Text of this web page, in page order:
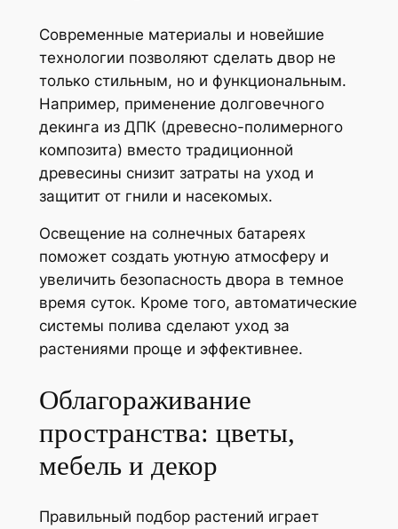
Современные материалы и новейшие
технологии позволяют сделать двор не
только стильным, но и функциональным.
Например, применение долговечного
декинга из ДПК (древесно-полимерного
композита) вместо традиционной
древесины снизит затраты на уход и
защитит от гнили и насекомых.
Освещение на солнечных батареях
поможет создать уютную атмосферу и
увеличить безопасность двора в темное
время суток. Кроме того, автоматические
системы полива сделают уход за
растениями проще и эффективнее.
Облагораживание
пространства: цветы,
мебель и декор
Правильный подбор растений играет